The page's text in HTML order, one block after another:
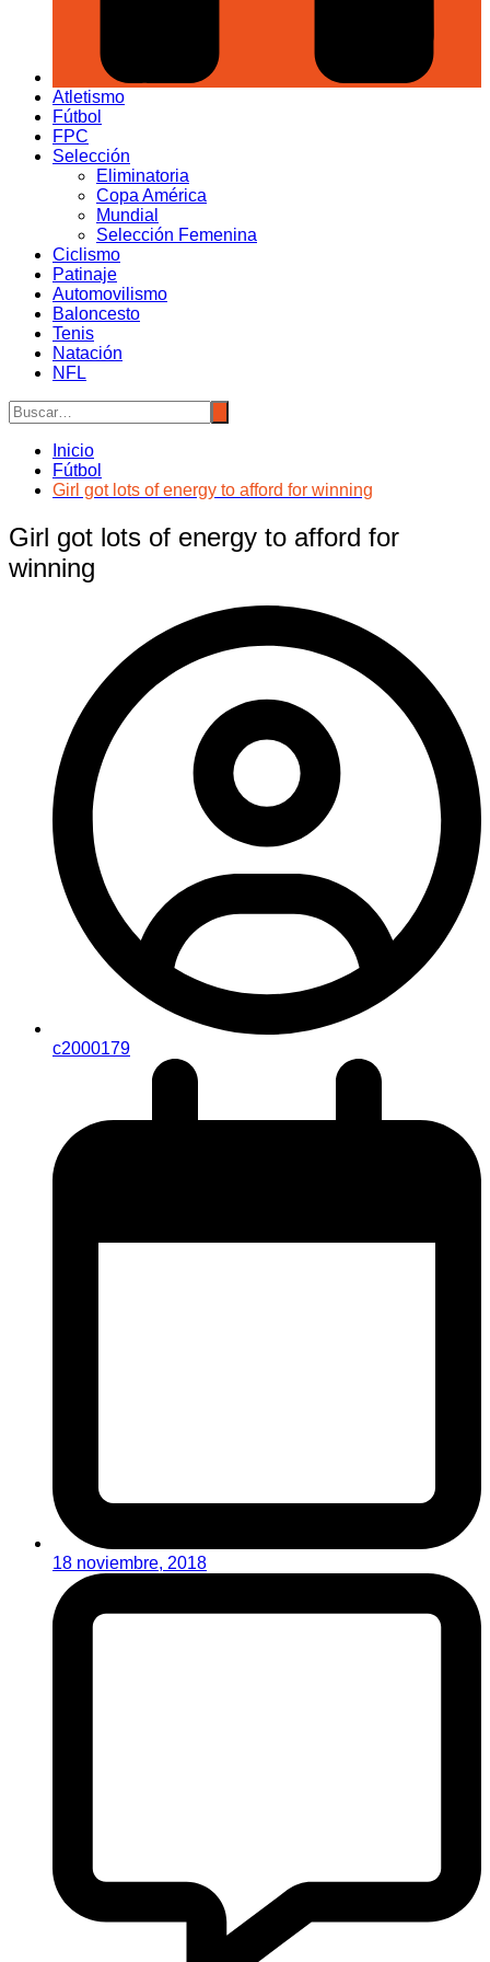
Atletismo
Fútbol
FPC
Selección
Eliminatoria
Copa América
Mundial
Selección Femenina
Ciclismo
Patinaje
Automovilismo
Baloncesto
Tenis
Natación
NFL
Inicio
Fútbol
Girl got lots of energy to afford for winning
Girl got lots of energy to afford for
winning
c2000179
18 noviembre, 2018